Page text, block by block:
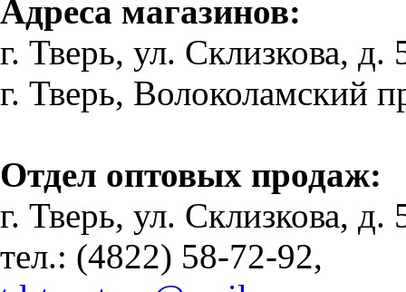
Адреса магазинов:
г. Тверь, ул. Склизкова,
г. Тверь, Волоколамский
Отдел оптовых продаж:
г. Тверь, ул. Склизкова, д.
тел.: (4822) 58-72-92,